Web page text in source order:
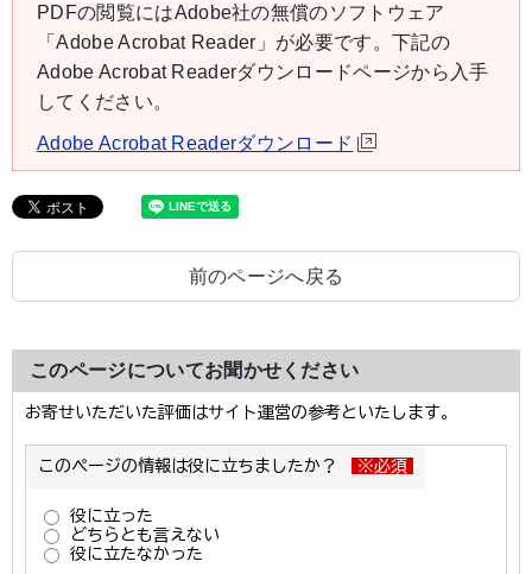
PDFの閲覧にはAdobe社の無償のソフトウェア
「Adobe Acrobat Reader」が必要です。下記の
Adobe Acrobat Readerダウンロードページから入手
してください。
Adobe Acrobat Readerダウンロード
前のページへ戻る
このページについてお聞かせください